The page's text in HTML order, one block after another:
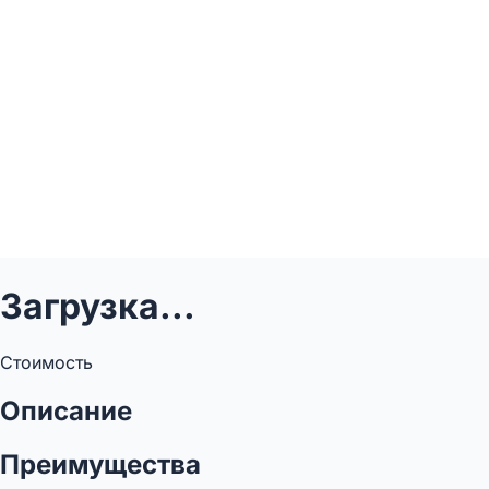
Загрузка...
Стоимость
Описание
Преимущества